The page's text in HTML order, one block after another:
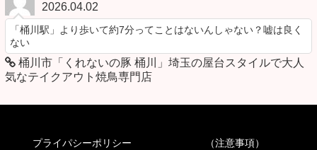
2026.04.02
「桶川駅」より歩いて約7分ってことはないんしゃない？嘘は良く
ない
桶川市「くれないの豚 桶川」埼玉の屋台スタイルで大人
気なテイクアウト焼鳥専門店
プライパシーポリシー （注意事項）